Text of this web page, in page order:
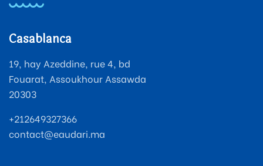
Casablanca
19, hay Azeddine, rue 4, bd
Fouarat, Assoukhour Assawda
20303
+212649327366
contact@eaudari.ma